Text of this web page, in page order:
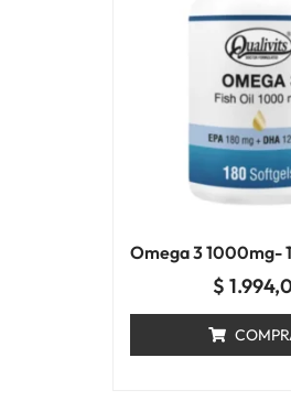
Omega 3 1000mg-
$